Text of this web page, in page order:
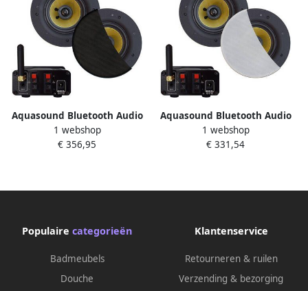
Aquasound Bluetooth Audio
bluetooth audiosysteem (30
watt bt4.0 auto-aux) met
rz
1 webshop
€ 356,95
Aquasound Bluetooth Audio
bluetooth audiosysteem (30
watt bt4.0 auto-aux) met
1 webshop
€ 331,54
Populaire categorieën
Badmeubels
Douche
Klantenservice
Retourneren & ruilen
Verzending & bezorging